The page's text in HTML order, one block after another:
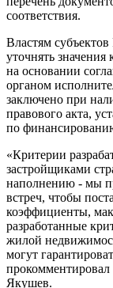
соответствия.
Властям
уточнять
на основании
органом
заключено при
правового акта,
по
«Критерии
застройщиками
наполнению - мы
встреч, чтобы
коэффициенты,
разработанные
жилой
могут
Якушев.